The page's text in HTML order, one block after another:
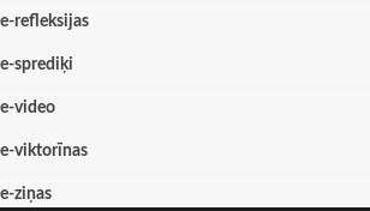
e-refleksijas
e-sprediķi
e-video
e-viktorīnas
e-ziņas